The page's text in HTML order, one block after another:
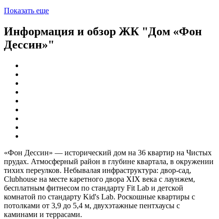
Показать еще
Информация и обзор ЖК "Дом «Фон
Дессин»"
«Фон Дессин» — исторический дом на 36 квартир на Чистых
прудах. Атмосферный район в глубине квартала, в окружении
тихих переулков. Небывалая инфраструктура: двор-сад,
Clubhouse на месте каретного двора XIX века с лаунжем,
бесплатным фитнесом по стандарту Fit Lab и детской
комнатой по стандарту Kid's Lab. Роскошные квартиры с
потолками от 3,9 до 5,4 м, двухэтажные пентхаусы с
каминами и террасами.